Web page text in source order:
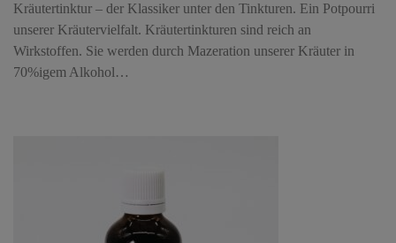
Kräutertinktur – der Klassiker unter den Tinkturen. Ein Potpourri
unserer Kräutervielfalt. Kräutertinkturen sind reich an
Wirkstoffen. Sie werden durch Mazeration unserer Kräuter in
70%igem Alkohol…